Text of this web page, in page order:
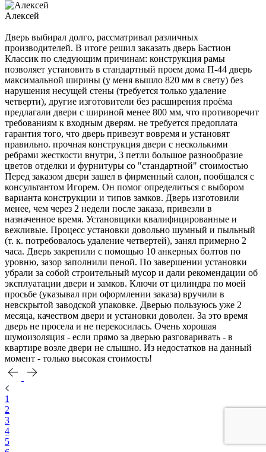
Алексей
Дверь выбирал долго, рассматривал различных
производителей. В итоге решил заказать дверь Бастион
Классик по следующим причинам: конструкция рамы
позволяет установить в стандартный проем дома П-44 дверь
максимальной ширины (у меня вышло 820 мм в свету) без
нарушения несущей стены (требуется только удаление
четверти), другие изготовители без расширения проёма
предлагали двери с шириной менее 800 мм, что противоречит
требованиям к входным дверям. не требуется предоплата
гарантия того, что дверь привезут вовремя и установят
правильно. прочная конструкция двери с несколькими
ребрами жесткости внутри, 3 петли большое разнообразие
цветов отделки и фурнитуры со "стандартной" стоимостью
Перед заказом двери зашел в фирменный салон, пообщался с
консультантом Игорем. Он помог определиться с выбором
варианта конструкции и типов замков. Дверь изготовили
менее, чем через 2 недели после заказа, привезли в
назначенное время. Установщики квалифицированные и
вежливые. Процесс установки довольно шумный и пыльный
(т. к. потребовалось удаление четвертей), занял примерно 2
часа. Дверь закрепили с помощью 10 анкерных болтов по
уровню, зазор заполнили пеной. По завершении установки
убрали за собой строительный мусор и дали рекомендации об
эксплуатации двери и замков. Ключи от цилиндра по моей
просьбе (указывал при оформлении заказа) вручили в
невскрытой заводской упаковке. Дверью пользуюсь уже 2
месяца, качеством двери и установки доволен. За это время
дверь не просела и не перекосилась. Очень хорошая
шумоизоляция - если прямо за дверью разговаривать - в
квартире возле двери не слышно. Из недостатков на данный
момент - только высокая стоимость!
1
2
3
4
5